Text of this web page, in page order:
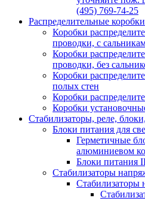
(495) 769-74-25
Распределительные коробки
Коробки
проводки, с
Коробки
проводки, без
Коробки
полых стен
Коробки
Коробки
Стабилизаторы, реле,
Блоки питания для
Герметичные
алюминиевом
Блоки питания
Стабилизаторы
Стабилизаторы